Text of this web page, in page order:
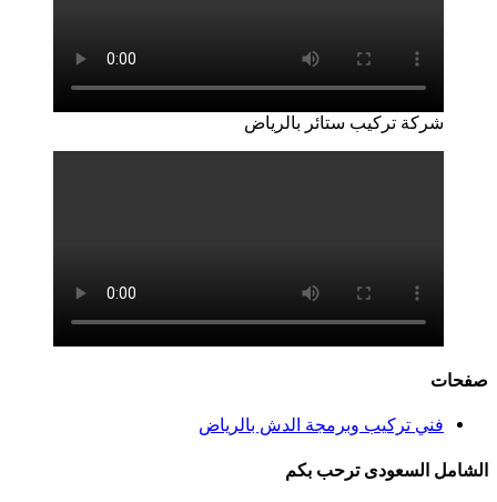
شركة تركيب ستائر بالرياض
فني تركيب وبرمجة الدش بالرياض
السعودى ترحب بكم